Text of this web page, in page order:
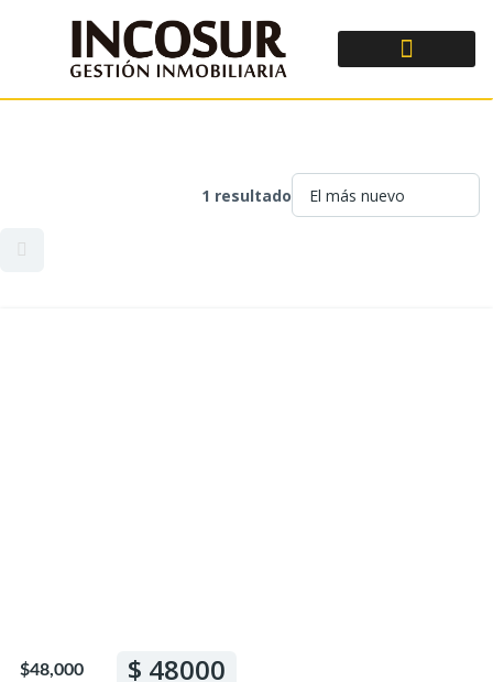
1 resultado
$48,000 48000